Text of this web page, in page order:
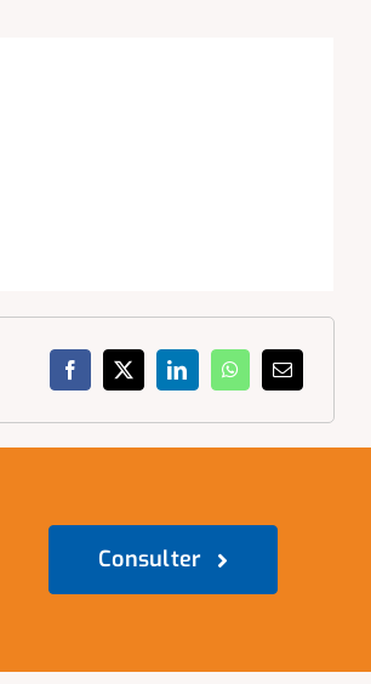
Consulter